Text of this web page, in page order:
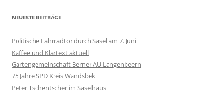
NEUESTE BEITRÄGE
Politische Fahrradtor durch Sasel am 7. Juni
Kaffee und Klartext aktuell
Gartengemeinschaft Berner AU Langenbeern
75 Jahre SPD Kreis Wandsbek
Peter Tschentscher im Saselhaus